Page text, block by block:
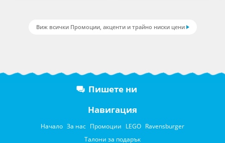
Виж всички Промоции, акценти и трайно ниски цени
Пишете ни
Навигация
Начало За нас Промоции LEGO Ravensburger
Талони за подарък